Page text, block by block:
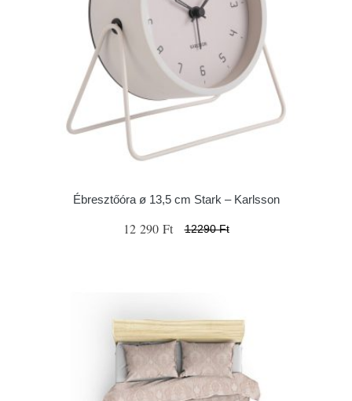
Ébresztőóra ø 13,5 cm Stark – Karlsson
12 290 Ft 12290 Ft